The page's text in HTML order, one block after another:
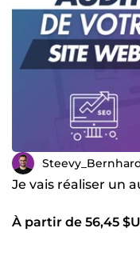
Je vais réaliser un
À partir de 56,45